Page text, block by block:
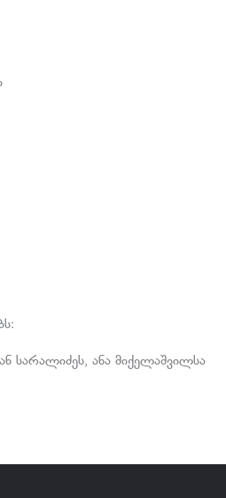
სარალიძეს, ანა მიქელაშვილსა